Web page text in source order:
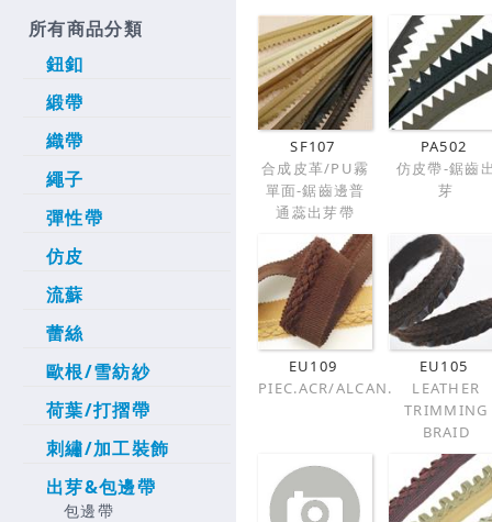
所有商品分類
鈕釦
緞帶
織帶
繩子
彈性帶
仿皮
流蘇
蕾絲
歐根/雪紡紗
荷葉/打摺帶
刺繡/加工裝飾
出芽&包邊帶
包邊帶
SF107
合成皮革/PU霧
單面-鋸齒邊普
通蕊出芽帶
PA502
仿皮帶-鋸齒
芽
EU109
PIEC.ACR/ALCAN.
EU105
LEATHER
TRIMMING
BRAID